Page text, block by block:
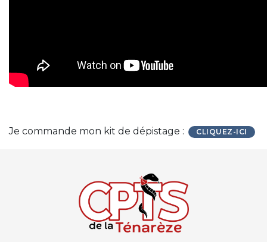
Je commande mon kit de dépistage : CLIQUEZ-ICI